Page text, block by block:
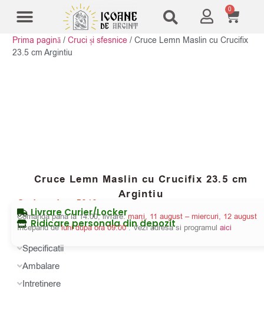
0
Prima pagină / Cruci și sfesnice / Cruce Lemn Maslin cu Crucifix
23.5 cm Argintiu
Cruce Lemn Maslin cu Crucifix 23.5 cm
Argintiu
Cod produs: 5840
Livrare Curier/Locker
Comanda pana la 14:00, livrare:marți, 11 august – miercuri, 12 august
Ridicare personala din depozit
Incepand deluni dupa ora 09:00. Vezi adresa si programul aici
Specificatii
Ambalare
Intretinere